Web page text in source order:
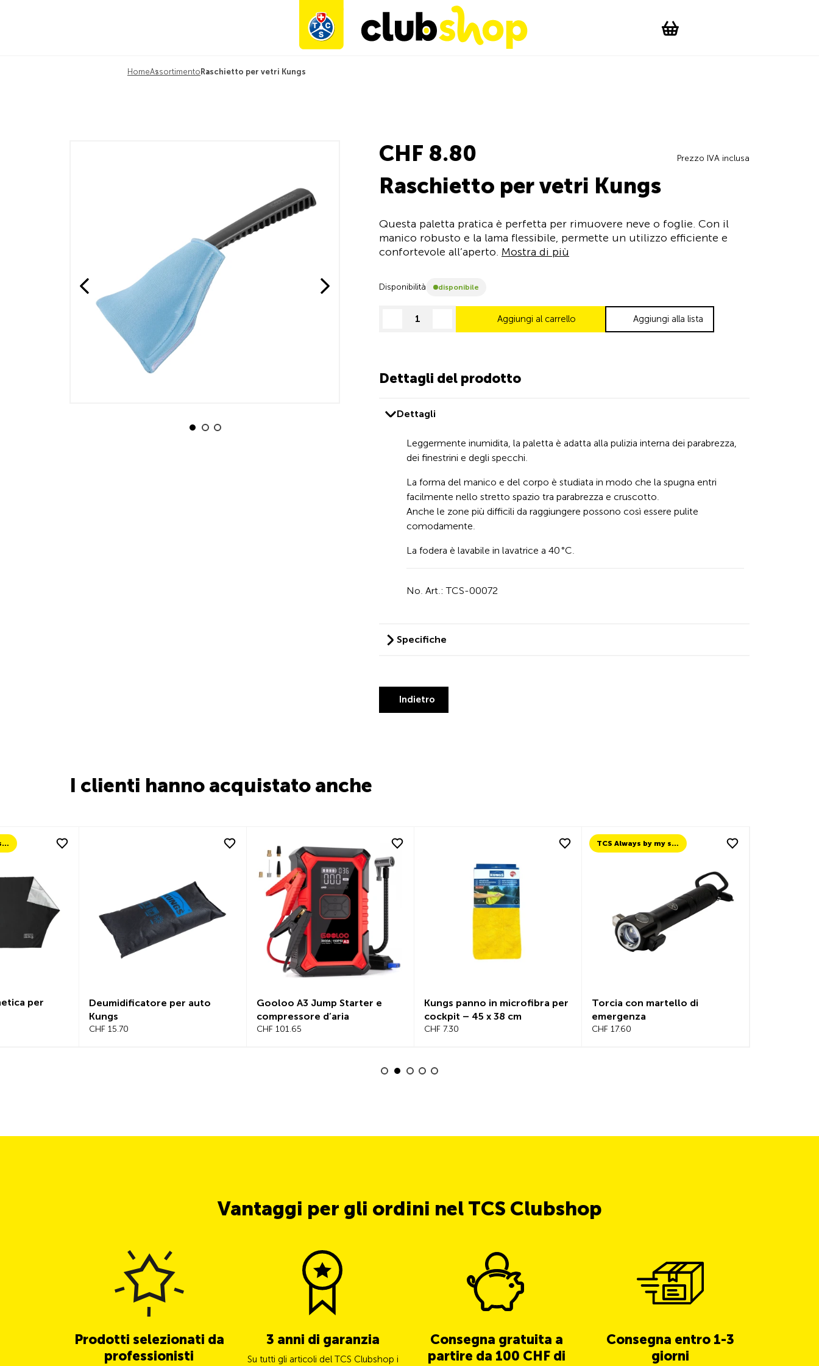
WishList
HomeAssortimento Raschietto per vetri Kungs
CHF 8.80 Prezzo IVA inclusa
Raschietto per vetri Kungs
Questa paletta pratica è perfetta per rimuovere neve o foglie. Con il
manico robusto e la lama flessibile, permette un utilizzo efficiente e
confortevole all’aperto. Mostra di più
Disponibilità disponibile
decrease quantityincrease quantity
Aggiungi al carrello Aggiungi alla lista
Dettagli del prodotto
Dettagli
Leggermente inumidita, la paletta è adatta alla pulizia interna dei parabrezza,
dei finestrini e degli specchi.
La forma del manico e del corpo è studiata in modo che la spugna entri
facilmente nello stretto spazio tra parabrezza e cruscotto.
Anche le zone più difficili da raggiungere possono così essere pulite
comodamente.
La fodera è lavabile in lavatrice a 40 °C.
No. Art.: TCS-00072
Specifiche
Indietro
I clienti hanno acquistato anche
TCS Always by my side
per
Deumidificatore per auto
Kungs
CHF 15.70
Gooloo A3 Jump Starter e
compressore d’aria
CHF 101.65
Kungs panno in microfibra per
cockpit – 45 x 38 cm
CHF 7.30
TCS Always by my side
Torcia con martello di
emergenza
CHF 17.60
Vantaggi per gli ordini nel TCS Clubshop
Prodotti selezionati da
professionisti
3 anni di garanzia
Su tutti gli articoli del TCS Clubshop i
Consegna gratuita a
partire da 100 CHF di
Consegna entro 1-3
giorni